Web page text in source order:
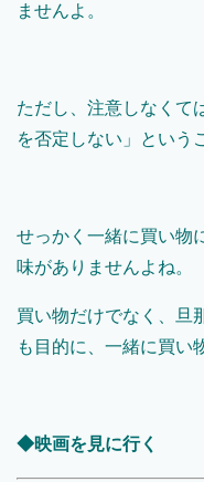
ませんよ。
ただし、注意しなくて
を否定しない」という
せっかく一緒に買い物
味がありませんよね。
買い物だけでなく、旦
も目的に、一緒に買い
◆映画を見に行く